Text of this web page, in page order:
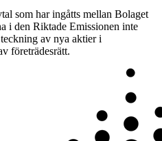
som har ingåtts mellan Bolaget
i den Riktade Emissionen inte
av nya aktier i
företrädesrätt.